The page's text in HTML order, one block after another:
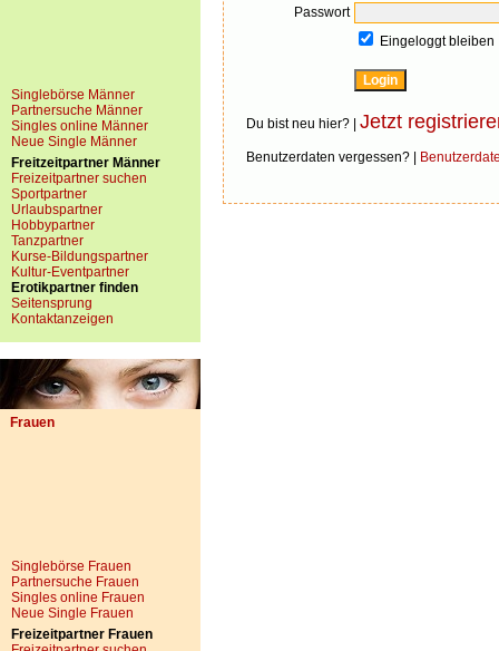
Singlebörse Männer
Partnersuche Männer
Singles online Männer
Neue Single Männer
Freitzeitpartner Männer
Freizeitpartner suchen
Sportpartner
Urlaubspartner
Hobbypartner
Tanzpartner
Kurse-Bildungspartner
Kultur-Eventpartner
Erotikpartner finden
Seitensprung
Kontaktanzeigen
Frauen
Singlebörse Frauen
Partnersuche Frauen
Singles online Frauen
Neue Single Frauen
Freizeitpartner Frauen
Passwort
Eingeloggt bleiben
Du bist neu hier? | Jetzt
Benutzerdaten vergessen? |